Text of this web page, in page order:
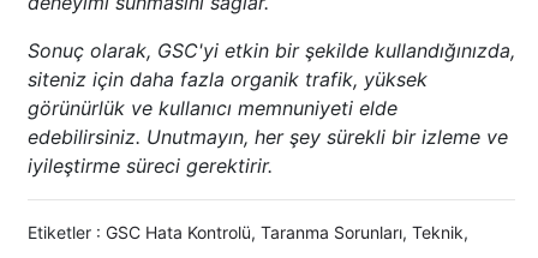
Sonuç olarak, GSC'yi etkin bir şekilde kullandığınızda,
siteniz için daha fazla organik trafik, yüksek
görünürlük ve kullanıcı memnuniyeti elde
edebilirsiniz. Unutmayın, her şey sürekli bir izleme ve
iyileştirme süreci gerektirir.
Etiketler : GSC Hata Kontrolü, Taranma Sorunları, Teknik,